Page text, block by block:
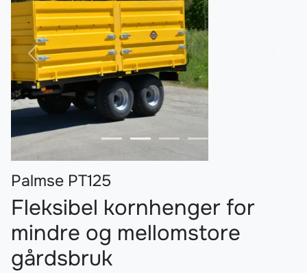
Forrige
Palmse PT125
Fleksibel kornhenger for
mindre og mellomstore
gårdsbruk